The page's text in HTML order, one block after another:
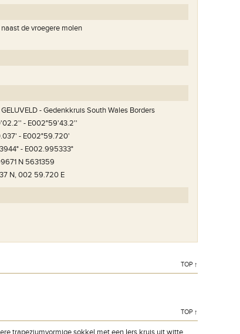
de vroegere molen
- Gedenkkruis South Wales Borders
- E002°59'43.2''
- E002°59.720'
- E002.995333°
N 5631359
N, 002 59.720 E
TOP ↑
TOP ↑